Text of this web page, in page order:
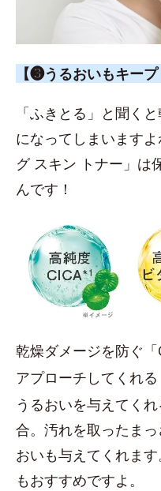
【❸うるおいもキープ
「ふきとる」と聞く
になってしまいます
グ スキン トナー」は
んです！
乾燥ダメージを防ぐ「
アプローチしてくれ
うるおいを与えてく
合。汚れを取ったま
おいも与えてくれま
もおすすめですよ。